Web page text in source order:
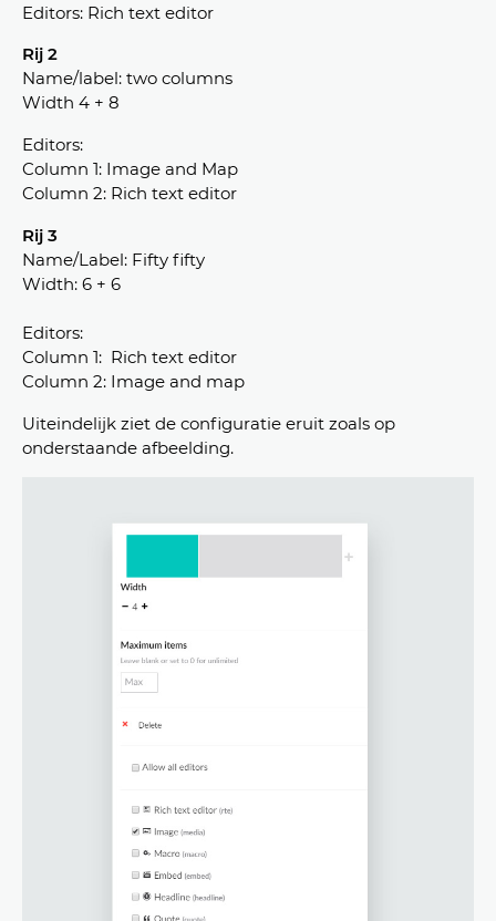
Editors: Rich text editor
Rij 2
Name/label: two columns
Width 4 + 8
Editors:
Column 1: Image and Map
Column 2: Rich text editor
Rij 3
Name/Label: Fifty fifty
Width: 6 + 6
Editors:
Column 1: Rich text editor
Column 2: Image and map
Uiteindelijk ziet de configuratie eruit zoals op
onderstaande afbeelding.